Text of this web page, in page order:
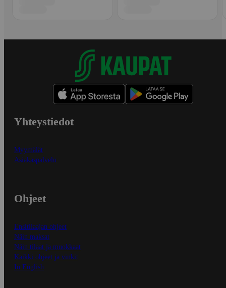
Yhteystiedot
Myymälät
Asiakaspalvelu
Ohjeet
Ensitilaajan ohjeet
Näin maksat
Näin tilaat ja muokkaat
Kaikki ohjeet ja vinkit
In English